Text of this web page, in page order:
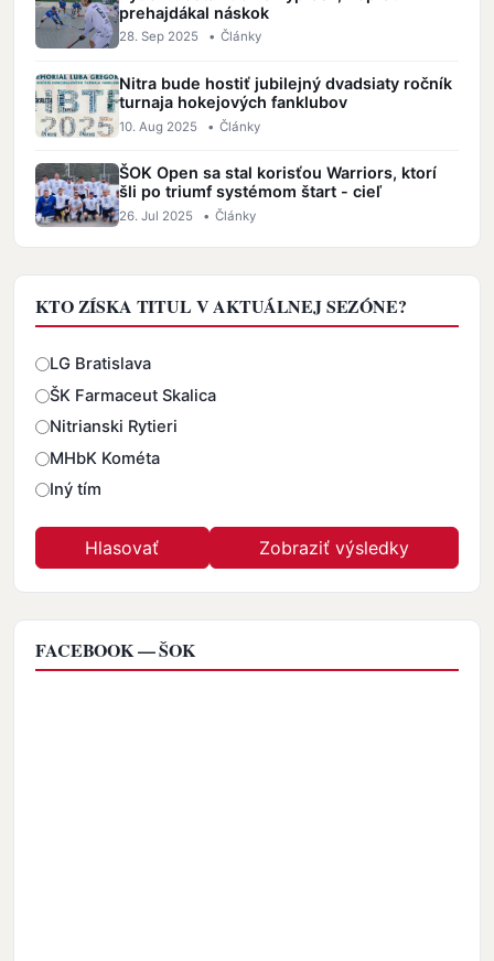
prehajdákal náskok
28. Sep 2025 • Články
Nitra bude hostiť jubilejný dvadsiaty ročník
turnaja hokejových fanklubov
10. Aug 2025 • Články
ŠOK Open sa stal korisťou Warriors, ktorí
šli po triumf systémom štart - cieľ
26. Jul 2025 • Články
KTO ZÍSKA TITUL V AKTUÁLNEJ SEZÓNE?
Odpovede
LG Bratislava
ŠK Farmaceut Skalica
Nitrianski Rytieri
MHbK Kométa
Iný tím
FACEBOOK — ŠOK